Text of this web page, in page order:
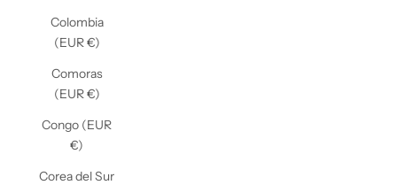
Colombia
(EUR €)
Comoras
(EUR €)
Congo (EUR
€)
Corea del Sur